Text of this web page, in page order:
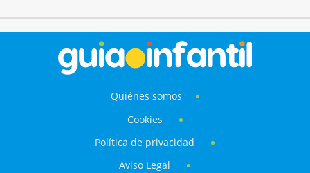
Quiénes somos
Cookies
Política de privacidad
Aviso Legal